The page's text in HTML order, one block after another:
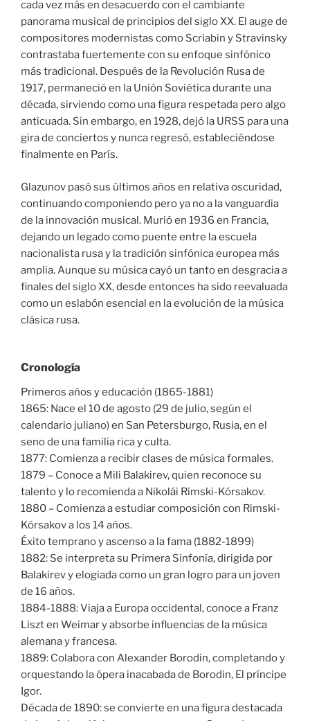
cada vez más en desacuerdo con el cambiante
panorama musical de principios del siglo XX. El auge de
compositores modernistas como Scriabin y Stravinsky
contrastaba fuertemente con su enfoque sinfónico
más tradicional. Después de la Revolución Rusa de
1917, permaneció en la Unión Soviética durante una
década, sirviendo como una figura respetada pero algo
anticuada. Sin embargo, en 1928, dejó la URSS para una
gira de conciertos y nunca regresó, estableciéndose
finalmente en París.
Glazunov pasó sus últimos años en relativa oscuridad,
continuando componiendo pero ya no a la vanguardia
de la innovación musical. Murió en 1936 en Francia,
dejando un legado como puente entre la escuela
nacionalista rusa y la tradición sinfónica europea más
amplia. Aunque su música cayó un tanto en desgracia a
finales del siglo XX, desde entonces ha sido reevaluada
como un eslabón esencial en la evolución de la música
clásica rusa.
Cronología
Primeros años y educación (1865-1881)
1865: Nace el 10 de agosto (29 de julio, según el
calendario juliano) en San Petersburgo, Rusia, en el
seno de una familia rica y culta.
1877: Comienza a recibir clases de música formales.
1879 – Conoce a Mili Balakirev, quien reconoce su
talento y lo recomienda a Nikolái Rimski-Kórsakov.
1880 – Comienza a estudiar composición con Rimski-
Kórsakov a los 14 años.
Éxito temprano y ascenso a la fama (1882-1899)
1882: Se interpreta su Primera Sinfonía, dirigida por
Balakirev y elogiada como un gran logro para un joven
de 16 años.
1884-1888: Viaja a Europa occidental, conoce a Franz
Liszt en Weimar y absorbe influencias de la música
alemana y francesa.
1889: Colabora con Alexander Borodin, completando y
orquestando la ópera inacabada de Borodin, El príncipe
Igor.
Década de 1890: se convierte en una figura destacada